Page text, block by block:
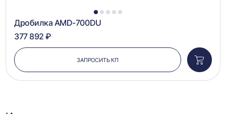
1 2 3 4 5
Дробилка AMD-700DU
377 892 ₽
ЗАПРОСИТЬ КП
в